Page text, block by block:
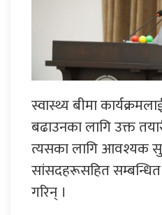
स्वास्थ्य बीमा
बढाउनका लागि उक्त
त्यसका लागि आवश्यक
सांसदहरूसहित
गरिन् ।